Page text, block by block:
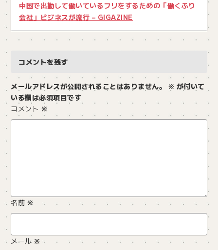
中国で出勤して働いているフリをするための「働くふり
会社」ビジネスが流行 – GIGAZINE
コメントを残す
メールアドレスが公開されることはありません。 ※ が付いて
いる欄は必須項目です
コメント ※
名前 ※
メール※